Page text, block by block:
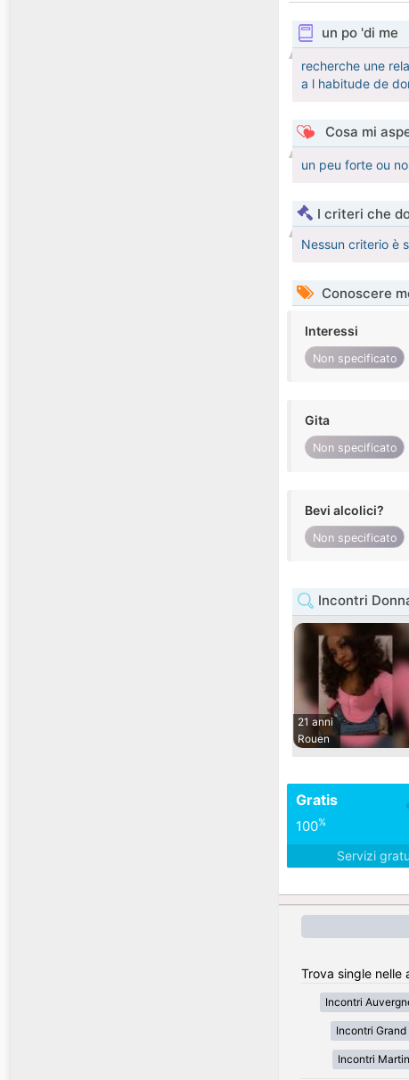
un po 'di me
recherche une
a l habitude de
Cosa mi
un peu forte ou
I criteri che
Nessun criterio è
Conoscere
Interessi
Non specificato
Gita
Non specificato
Bevi alcolici?
Non specificato
Incontri
21 anni
Rouen
Gratis
100%
Servizi
Trova single nelle
Incontri
Incontri Grand
Incontri